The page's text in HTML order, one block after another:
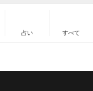
占い すべて